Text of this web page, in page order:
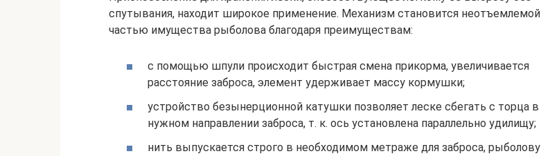
спутывания, находит широкое применение. Механизм становится неотъемлемой
частью имущества рыболова благодаря преимуществам:
с помощью шпули происходит быстрая смена прикорма, увеличивается
расстояние заброса, элемент удерживает массу кормушки;
устройство безынерционной катушки позволяет леске сбегать с торца в
нужном направлении заброса, т. к. ось установлена параллельно удилищу;
нить выпускается строго в необходимом метраже для заброса, рыболову